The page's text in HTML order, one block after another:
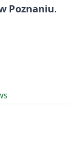
Poznaniu.